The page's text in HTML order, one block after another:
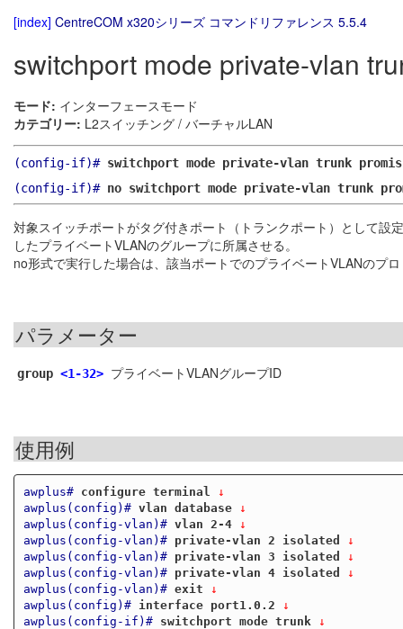
[index] CentreCOM x320シリーズ コマンドリファレンス 5.5.4
switchport mode private-vlan
モード: インターフェースモード
カテゴリー: L2スイッチング / バーチャルLAN
(config-if)# switchport mode private-vlan trunk
(config-if)# no switchport mode private-vlan trunk
対象スイッチポートがタグ付きポート（トランクポート）として
したプライベートVLANのグループに所属させる。
no形式で実行した場合は、該当ポートでのプライベートVLANのプ
パラメーター
group <1-32> プライベートVLANグループID
使用例
awplus# configure terminal
↓
awplus(config)# vlan database ↓
awplus(config-vlan)# vlan 2-4 ↓
awplus(config-vlan)#
private-vlan 2 isolated
↓
awplus(config-vlan)#
private-vlan 3 isolated
↓
awplus(config-vlan)#
private-vlan 4 isolated
↓
awplus(config-vlan)# exit ↓
awplus(config)#
interface port1.0.2 ↓
awplus(config-if)#
switchport mode trunk ↓